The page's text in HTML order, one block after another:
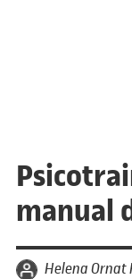
manual
por Helena Ornat